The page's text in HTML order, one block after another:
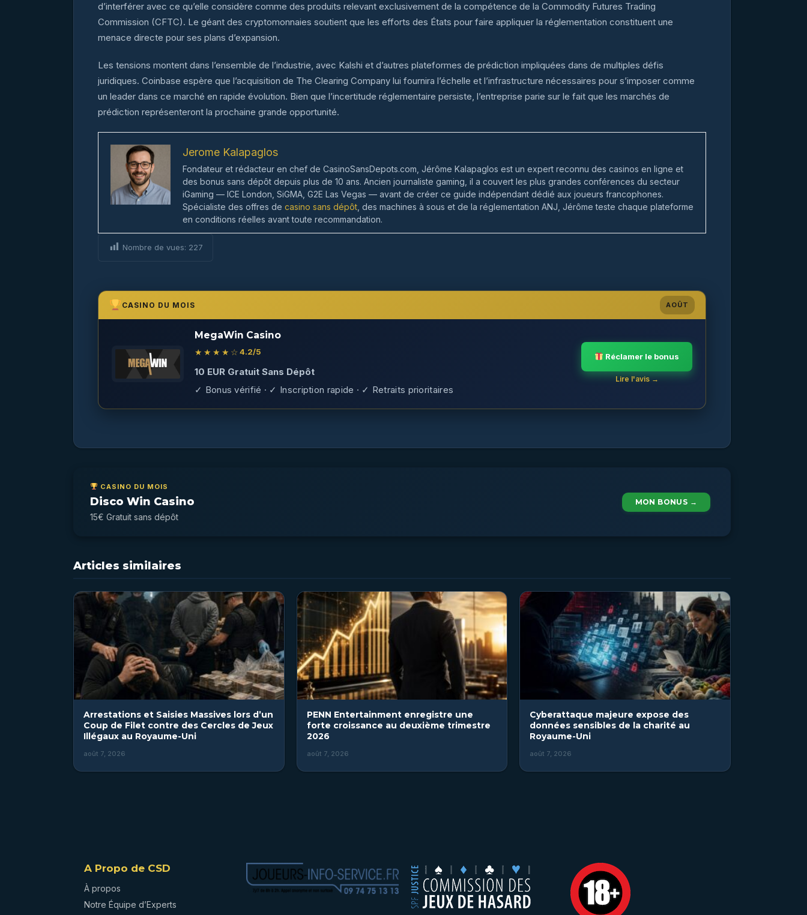
d’interférer avec ce qu’elle considère comme des produits relevant exclusivement de la compétence de la Commodity Futures Trading
Commission (CFTC). Le géant des cryptomonnaies soutient que les efforts des États pour faire appliquer la réglementation constituent une
menace directe pour ses plans d’expansion.
Les tensions montent dans l’ensemble de l’industrie, avec Kalshi et d’autres plateformes de prédiction impliquées dans de multiples défis
juridiques. Coinbase espère que l’acquisition de The Clearing Company lui fournira l’échelle et l’infrastructure nécessaires pour s’imposer comme
un leader dans ce marché en rapide évolution. Bien que l’incertitude réglementaire persiste, l’entreprise parie sur le fait que les marchés de
prédiction représenteront la prochaine grande opportunité.
Jerome Kalapaglos
Fondateur et rédacteur en chef de CasinoSansDepots.com, Jérôme Kalapaglos est un expert reconnu des casinos en ligne et
des bonus sans dépôt depuis plus de 10 ans. Ancien journaliste gaming, il a couvert les plus grandes conférences du secteur
iGaming — ICE London, SiGMA, G2E Las Vegas — avant de créer ce guide indépendant dédié aux joueurs francophones.
Spécialiste des offres de casino sans dépôt , des machines à sous et de la réglementation ANJ, Jérôme teste chaque plateforme
en conditions réelles avant toute recommandation.
Nombre de vues: 227
CASINO DU MOIS AOÛT
MegaWin Casino
★★★★☆ 4.2/5
10 EUR Gratuit Sans Dépôt
✓ Bonus vérifié · ✓ Inscription rapide · ✓ Retraits prioritaires
Réclamer le bonus
Lire l'avis →
CASINO DU MOIS
Disco Win Casino
15€ Gratuit sans dépôt
MON BONUS →
Articles similaires
Arrestations et Saisies Massives lors d’un
Coup de Filet contre des Cercles de Jeux
Illégaux au Royaume-Uni
août 7, 2026
PENN Entertainment enregistre une
forte croissance au deuxième trimestre
2026
août 7, 2026
Cyberattaque majeure expose des
données sensibles de la charité au
Royaume-Uni
août 7, 2026
A Propo de CSD
À propos
Notre Équipe d’Experts